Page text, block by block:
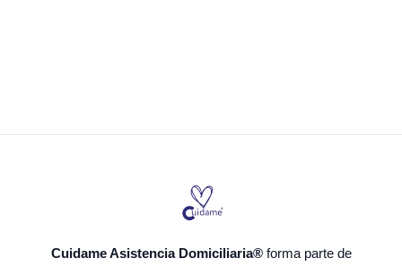
Cuidame Asistencia Domiciliaria®forma parte de